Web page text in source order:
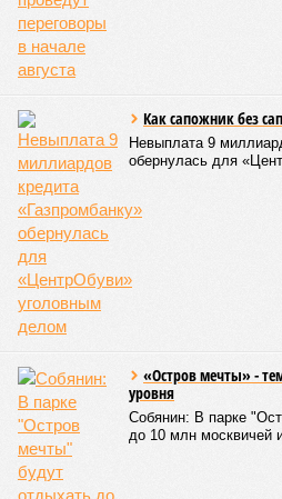
Как сапожник без
Невыплата 9
обернулась для
«Остров мечты» -
уровня
Собянин: В парке
до 10 млн москвичей